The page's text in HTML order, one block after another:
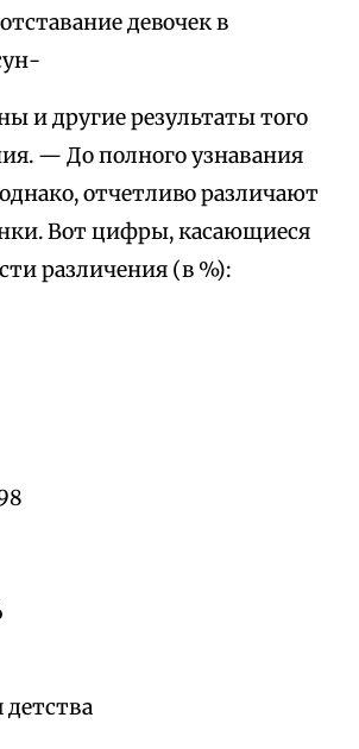
девочек в
и другие результаты того
— До полного узнавания
отчетливо различают
Вот цифры, касающиеся
различения (в %):